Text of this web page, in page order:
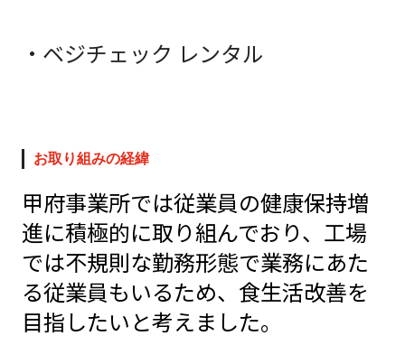
・ベジチェック レンタル
お取り組みの経緯
甲府事業所では従業員の健康保持増
進に積極的に取り組んでおり、工場
では不規則な勤務形態で業務にあた
る従業員もいるため、食生活改善を
目指したいと考えました。